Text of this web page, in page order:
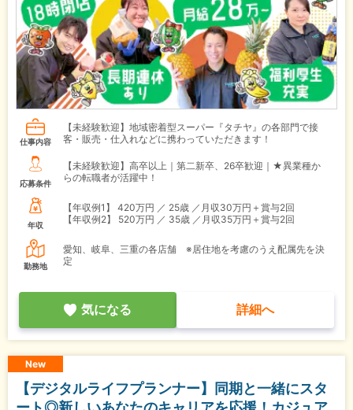
仕事内容
【未経験歓迎】地域密着型スーパー『タチヤ』の各部門で接
客・販売・仕入れなどに携わっていただきます！
応募条件
【未経験歓迎】高卒以上｜第二新卒、26卒歓迎｜★異業種か
らの転職者が活躍中！
年収
【年収例1】
420万円 ／ 25歳 ／月収30万円＋賞与2回
【年収例2】
520万円 ／ 35歳 ／月収35万円＋賞与2回
勤務地
愛知、岐阜、三重の各店舗 ※居住地を考慮のうえ配属先を決
定
気になる 詳細へ
New
【デジタルライフプランナー】同期と一緒にスタ